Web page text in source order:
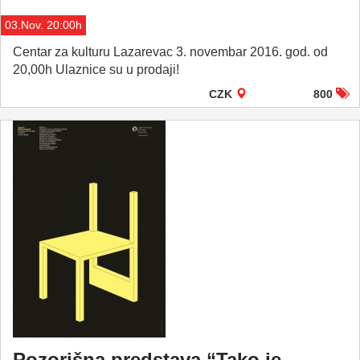
03.Nov. 20:00h
Centar za kulturu Lazarevac 3. novembar 2016. god. od
20,00h Ulaznice su u prodaji!
CZK 800